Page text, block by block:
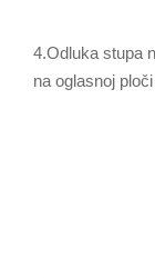
4.Odluka stupa
na oglasnoj